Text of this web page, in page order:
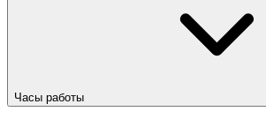
Часы работы